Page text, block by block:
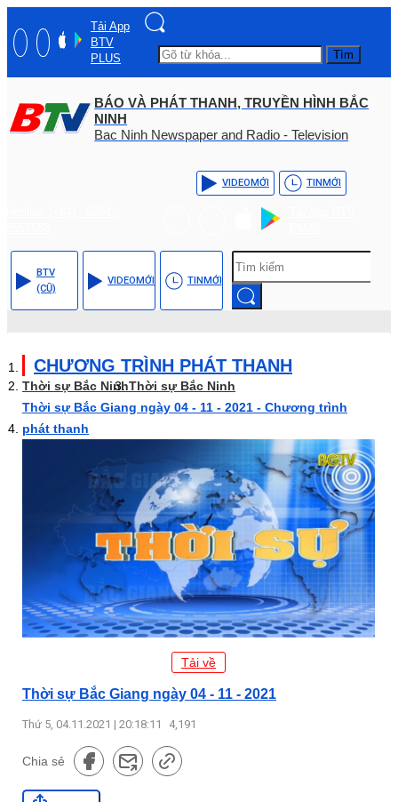
Tải App
BTV
PLUS
Tìm
BÁO VÀ PHÁT THANH, TRUYỀN HÌNH BẮC
NINH
Bac Ninh Newspaper and Radio - Television
VIDEOMỚI TINMỚI
BTV
(CŨ)
VIDEOMỚI TINMỚI
CHƯƠNG TRÌNH PHÁT THANH
Thời sự Bắc NinhThời sự Bắc Ninh
Thời sự Bắc Giang ngày 04 - 11 - 2021 - Chương trình
phát thanh
Tải về
Thời sự Bắc Giang ngày 04 - 11 - 2021
Thứ 5, 04.11.2021 | 20:18:11 4,191
Chia sẻ